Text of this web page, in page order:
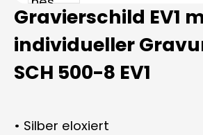
Gravierschild EV1
individueller
SCH 500-8 EV1
• Silber eloxiert